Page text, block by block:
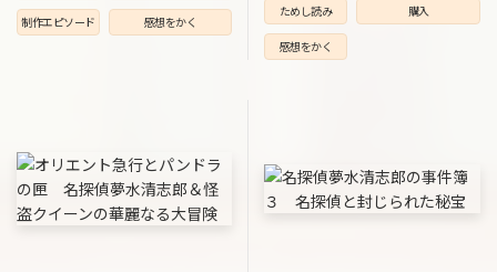
制作エピソード 感想をかく
ためし読み 購入
感想をかく